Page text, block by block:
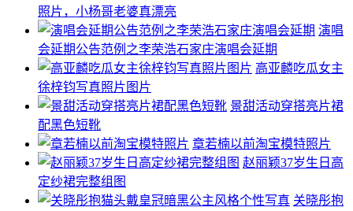
照片，小杨哥老婆真漂亮
演唱
会延期公告范例之李荣浩石家庄演唱会延期
高亚麟吃瓜女主
徐梓钧写真照片图片
景甜活动穿搭亮片裙
配黑色短靴
章若楠以前淘宝模特照片
赵丽颖37岁生日高
定纱裙完整组图
关晓彤抱